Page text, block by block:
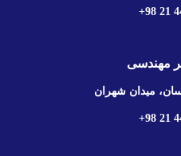
مهندسی
میدان شهران